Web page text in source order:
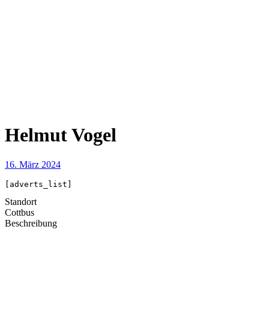
Helmut Vogel
16. März 2024
[adverts_list]
Standort
Cottbus
Beschreibung